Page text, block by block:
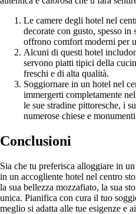
Le camere degli hotel nel
decorate con gusto, spesso
offrono comfort moderni per
Alcuni di questi hotel
servono piatti tipici della
freschi e di alta qualità.
Soggiornare in un hotel nel
immergerti completamente
le sue stradine pittoresche, i
numerose chiese e
Conclusioni
Sia che tu preferisca alloggiare in
in un accogliente hotel nel centro
la sua bellezza mozzafiato, la sua
unica. Pianifica con cura il tuo
meglio si adatta alle tue esigenze e